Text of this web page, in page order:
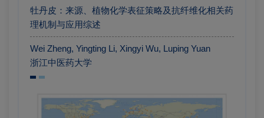
牡丹皮：来源、植物化学表征策略及抗纤维化相关药
理机制与应用综述
Wei Zheng, Yingting Li, Xingyi Wu, Luping Yuan
浙江中医药大学